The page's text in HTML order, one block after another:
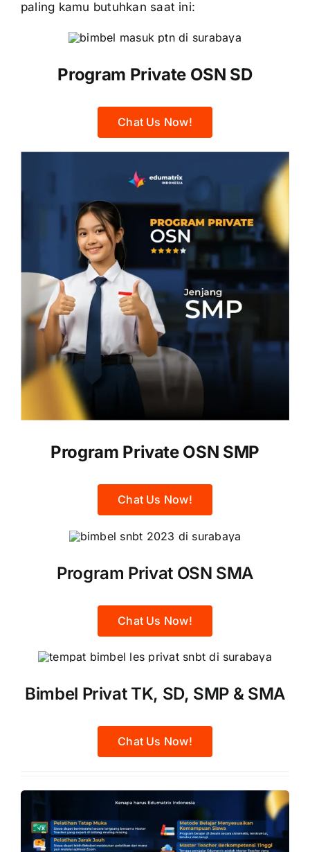
paling kamu butuhkan saat ini:
Program Private OSN SD
Chat Us Now!
Program Private OSN SMP
Chat Us Now!
Program Privat OSN SMA
Chat Us Now!
Bimbel Privat TK, SD, SMP & SMA
Chat Us Now!